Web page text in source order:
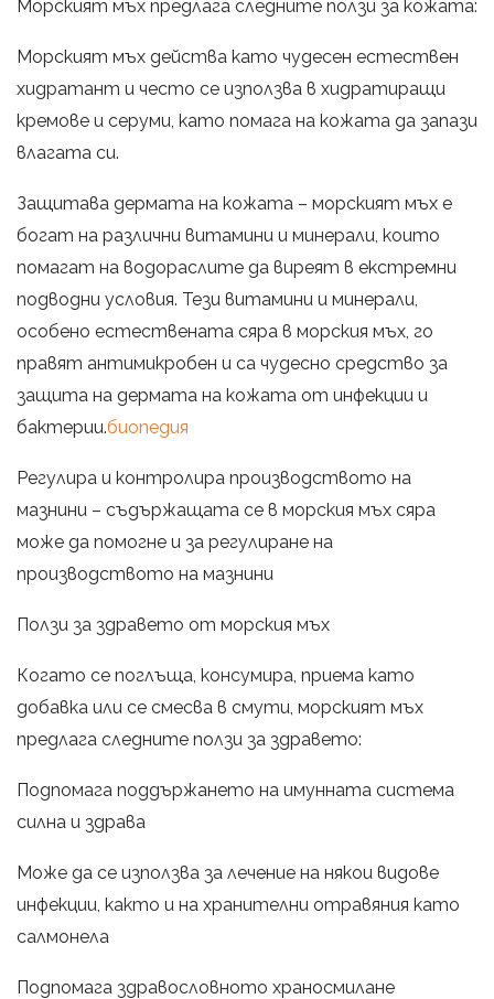
Морският мъх предлага следните ползи за кожата:
Морският мъх действа като чудесен естествен
хидратант и често се използва в хидратиращи
кремове и серуми, като помага на кожата да запази
влагата си.
Защитава дермата на кожата – морският мъх е
богат на различни витамини и минерали, които
помагат на водораслите да виреят в екстремни
подводни условия. Тези витамини и минерали,
особено естествената сяра в морския мъх, го
правят антимикробен и са чудесно средство за
защита на дермата на кожата от инфекции и
бактерии.биопедия
Регулира и контролира производството на
мазнини – съдържащата се в морския мъх сяра
може да помогне и за регулиране на
производството на мазнини
Ползи за здравето от морския мъх
Когато се поглъща, консумира, приема като
добавка или се смесва в смути, морският мъх
предлага следните ползи за здравето:
Подпомага поддържането на имунната система
силна и здрава
Може да се използва за лечение на някои видове
инфекции, както и на хранителни отравяния като
салмонела
Подпомага здравословното храносмилане